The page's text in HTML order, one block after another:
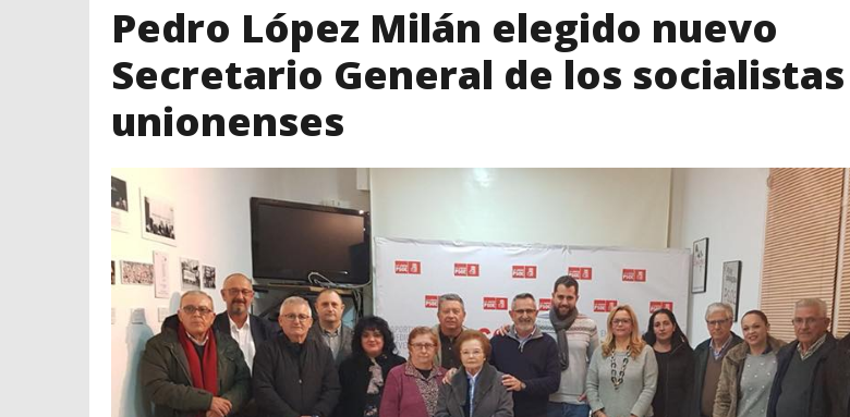
Pedro López Milán elegido nuevo
Secretario General de los socialistas
unionenses